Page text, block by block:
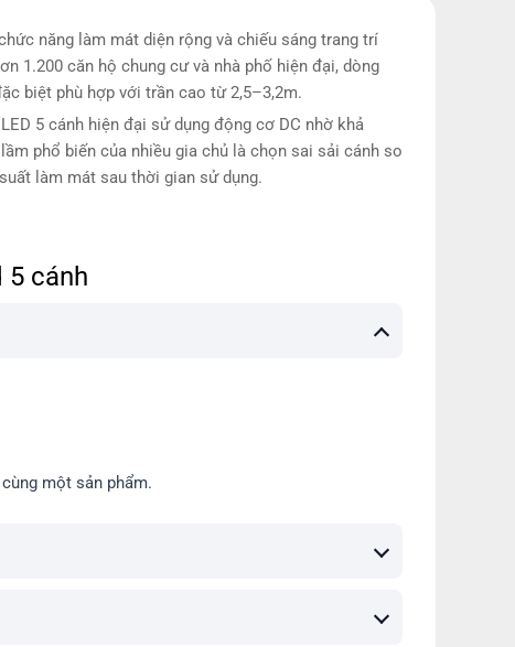
năng làm mát diện rộng và chiếu sáng trang trí
1.200 căn hộ chung cư và nhà phố hiện đại, dòng
biệt phù hợp với trần cao từ 2,5–3,2m.
5 cánh hiện đại sử dụng động cơ DC nhờ khả
phổ biến của nhiều gia chủ là chọn sai sải cánh so
làm mát sau thời gian sử dụng.
5 cánh
một sản phẩm.